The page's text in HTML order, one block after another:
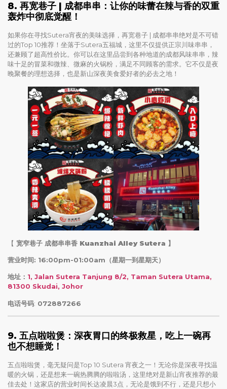
8. 再宽巷子 | 成都串串：让你的味蕾在辣与香的双重
轰炸中彻底觉醒！
如果你在寻找Sutera宵夜的美味选择，再宽巷子 | 成都串串绝对是不可错
过的Top 10推荐！坐落于Sutera五福城，这里不仅提供正宗川味串串，
还兼顾了超高性价比。你可以在这里品尝到各种地道的成都风味串串，辣
味十足的冒菜和微辣、微麻的火锅粉，满足不同顾客的需求。它不仅是夜
晚聚餐的理想选择，也是新山深夜美食爱好者的必去之地！
【 宽窄巷子 成都串串香 Kuanzhai Alley Sutera 】
营业时间: 16:00pm-01:00am（星期一到星期天）
地址： 1, Jalan Sutera Tanjung 8/2, Taman Sutera Utama,
81300 Skudai, Johor
电话号码: 072887266
9. 五点啦啦煲：深夜胃口的终极救星，吃上一碗再
也不想睡觉！
五点啦啦煲，毫无疑问是Top 10 Sutera 宵夜之一！无论你是深夜寻找温
暖的火锅，还是想来一碗热腾腾的啦啦汤，这里绝对是新山宵夜推荐的最
佳去处！这家店的营业时间长达凌晨3点，无论是饿到不行，还是只想小